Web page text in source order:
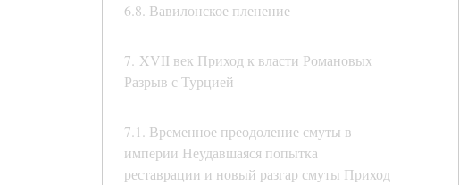
6.8. Вавилонское пленение
7. XVII век Приход к власти Романовых
Разрыв с Турцией
7.1. Временное преодоление смуты в
империи Неудавшаяся попытка
реставрации и новый разгар смуты Приход